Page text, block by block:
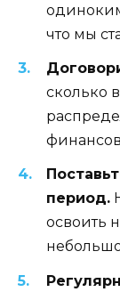
что мы
сколько
период.
освоить